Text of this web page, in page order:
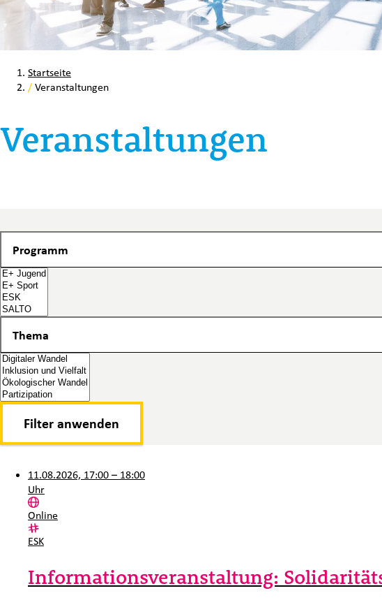
Startseite
/Veranstaltungen
Veranstaltungen
Programm
Programm
Thema
Thema
11.08.2026, 17:00 – 18:00
Uhr
Ort:
Online
Kategorie:
ESK
Informationsveranstaltung: